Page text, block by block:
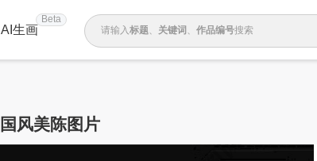
AI生画
Beta
请输入标题、 关键词 、 作品编号搜索
国风美陈图片